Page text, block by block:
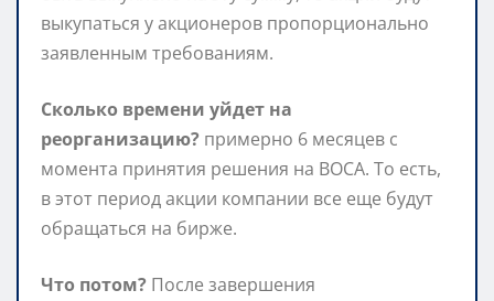
выкупаться у акционеров пропорционально
заявленным требованиям.
Сколько времени уйдет на
реорганизацию? примерно 6 месяцев с
момента принятия решения на ВОСА. То есть,
в этот период акции компании все еще будут
обращаться на бирже.
Что потом? После завершения